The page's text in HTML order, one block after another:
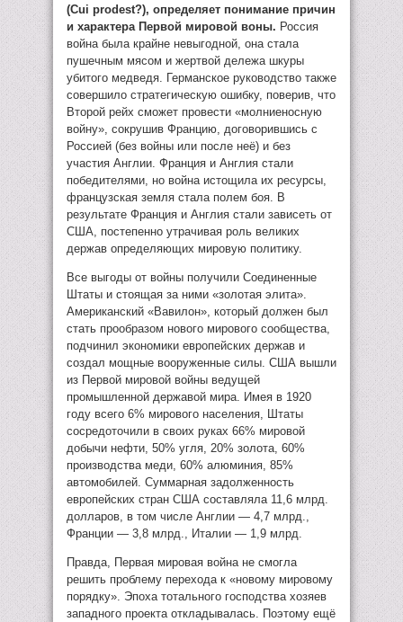
(Cui prodest?), определяет понимание причин
и характера Первой мировой воны. Россия
война была крайне невыгодной, она стала
пушечным мясом и жертвой дележа шкуры
убитого медведя. Германское руководство также
совершило стратегическую ошибку, поверив, что
Второй рейх сможет провести «молниеносную
войну», сокрушив Францию, договорившись с
Россией (без войны или после неё) и без
участия Англии. Франция и Англия стали
победителями, но война истощила их ресурсы,
французская земля стала полем боя. В
результате Франция и Англия стали зависеть от
США, постепенно утрачивая роль великих
держав определяющих мировую политику.
Все выгоды от войны получили Соединенные
Штаты и стоящая за ними «золотая элита».
Американский «Вавилон», который должен был
стать прообразом нового мирового сообщества,
подчинил экономики европейских держав и
создал мощные вооруженные силы. США вышли
из Первой мировой войны ведущей
промышленной державой мира. Имея в 1920
году всего 6% мирового населения, Штаты
сосредоточили в своих руках 66% мировой
добычи нефти, 50% угля, 20% золота, 60%
производства меди, 60% алюминия, 85%
автомобилей. Суммарная задолженность
европейских стран США составляла 11,6 млрд.
долларов, в том числе Англии — 4,7 млрд.,
Франции — 3,8 млрд., Италии — 1,9 млрд.
Правда, Первая мировая война не смогла
решить проблему перехода к «новому мировому
порядку». Эпоха тотального господства хозяев
западного проекта откладывалась. Поэтому ещё